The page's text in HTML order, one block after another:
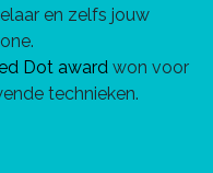
en zelfs jouw
Dot award won voor
technieken.